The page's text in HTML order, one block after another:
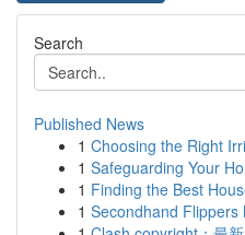
Search
Published News
1 Choosing the Right
1 Safeguarding Your
1 Finding the Best
1 Secondhand Flippers